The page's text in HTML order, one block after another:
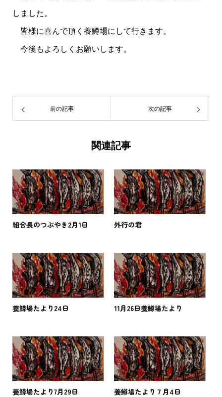
しました。
皆様に喜んで頂く養鱒場にして行きます。
今後もよろしくお願いします。
前の記事 次の記事
関連記事
組合長のつぶやき2月1日 外行の君
養鱒場たより24日 11月26日養鱒場たより
養鱒場たより7月29日 養鱒場たより７月4日